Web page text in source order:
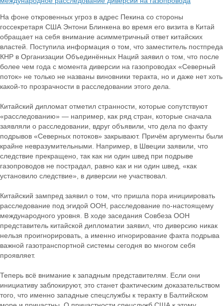
На фоне откровенных угроз в адрес Пекина со стороны
госсекретаря США Энтони Блинкена во время его визита в Китай
обращает на себя внимание асимметричный ответ китайских
властей. Поступила информация о том, что заместитель постпреда
КНР в Организации Объединённых Наций заявил о том, что после
более чем года с момента диверсии на газопроводах «Северный
поток» не только не названы виновники теракта, но и даже нет хоть
какой-то прозрачности в расследовании этого дела.
Китайский дипломат отметил странности, которые сопутствуют
«расследованию» — например, как ряд стран, которые сначала
заявляли о расследовании, вдруг объявили, что дела по факту
подрывов «Северных потоков» закрывают. Причём аргументы были
крайне невразумительными. Например, в Швеции заявили, что
следствие прекращено, так как ни один швед при подрыве
газопроводов не пострадал, равно как и ни один швед, «как
установило следствие», в диверсии не участвовал.
Китайский зампред заявил о том, что пришла пора инициировать
расследование под эгидой ООН, расследование по-настоящему
международного уровня. В ходе заседания Совбеза ООН
представитель китайской дипломатии заявил, что диверсию никак
нельзя проигнорировать, а именно игнорирование факта подрыва
важной газотранспортной системы сегодня во многом себя
проявляет.
Теперь всё внимание к западным представителям. Если они
инициативу заблокируют, это станет фактическим доказательством
того, что именно западные спецслужбы к теракту в Балтийском